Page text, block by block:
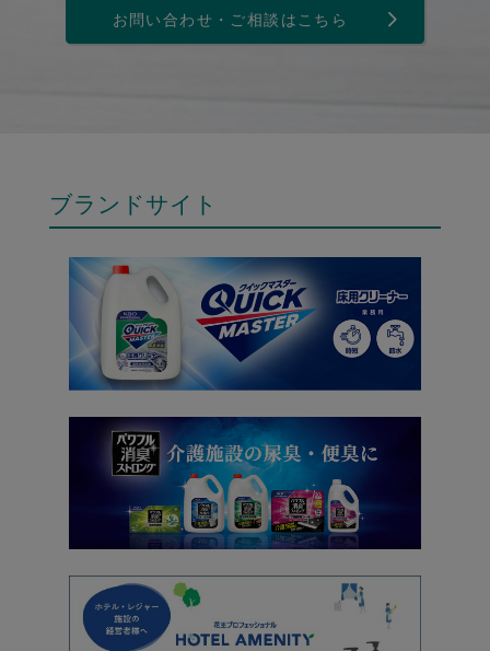
お問い合わせ・ご相談はこちら
ブランドサイト